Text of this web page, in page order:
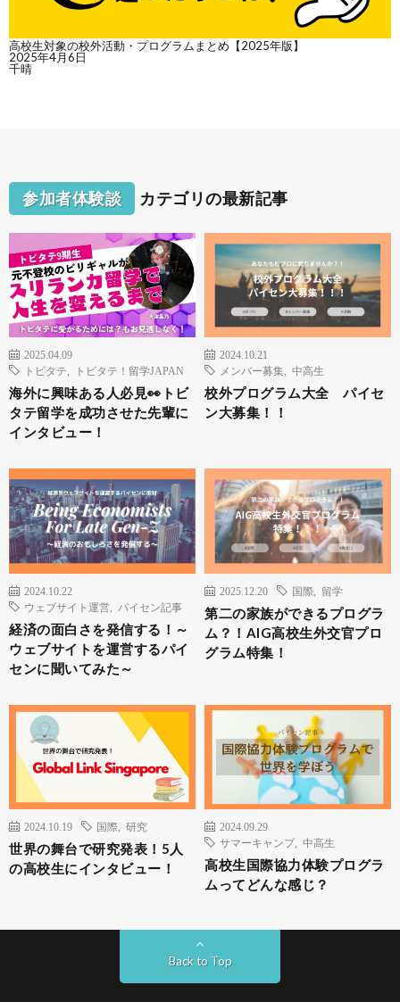
高校生対象の校外活動・プログラムまとめ【2025年版】
2025年4月6日
千晴
参加者体験談 カテゴリの最新記事
2025.04.09
トビタテ
トビタテ！留学JAPAN
海外に興味ある人必見👀トビ
タテ留学を成功させた先輩に
インタビュー！
2024.10.21
メンバー募集
中高生
校外プログラム大全 パイセ
ン大募集！！
2024.10.22
ウェブサイト運営
パイセン記事
経済の面白さを発信する！～
ウェブサイトを運営するパイ
センに聞いてみた～
2025.12.20 国際 留学
第二の家族ができるプログラ
ム？！AIG高校生外交官プロ
グラム特集！
2024.10.19 国際 研究
世界の舞台で研究発表！5人
の高校生にインタビュー！
2024.09.29
サマーキャンプ
中高生
高校生国際協力体験プログラ
ムってどんな感じ？
Back to Top